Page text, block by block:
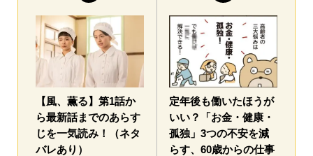
【風、薫る】第1話か
ら最新話までのあらす
じを一気読み！（ネタ
バレあり）
定年後も働いたほうが
いい？「お金・健康・
孤独」3つの不安を減
らす、60歳からの仕事